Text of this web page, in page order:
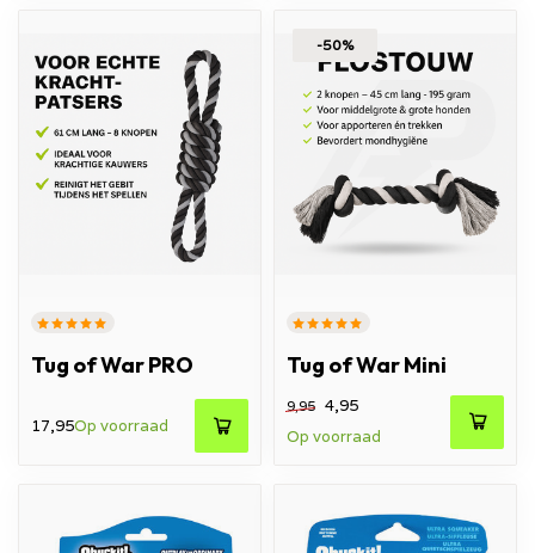
Tug of War PRO
17,95Op voorraad
-50%
Tug of War Mini
9,95 4,95
Op voorraad